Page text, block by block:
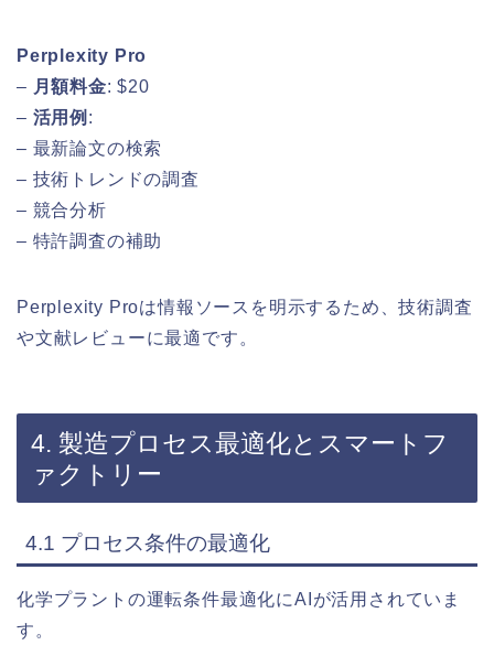
Perplexity Pro
– 月額料金: $20
– 活用例 :
– 最新論文の検索
– 技術トレンドの調査
– 競合分析
– 特許調査の補助
Perplexity Proは情報ソースを明示するため、技術調査
や文献レビューに最適です。
4. 製造プロセス最適化とスマートフ
ァクトリー
4.1 プロセス条件の最適化
化学プラントの運転条件最適化にAIが活用されていま
す。